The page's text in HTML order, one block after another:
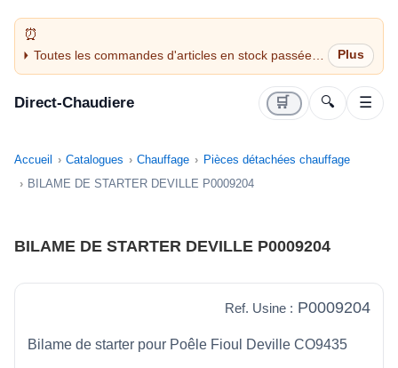
Toutes les commandes d'articles en stock passées
avant 14H sont expédiées le jour même (jours
Direct-Chaudiere 🛒 🔍 ☰
Accueil Catalogues Chauffage
Pièces détachées chauffage
BILAME DE STARTER DEVILLE P0009204
BILAME DE STARTER DEVILLE P0009204
Ref. Usine : P0009204
Bilame de starter pour Poêle Fioul Deville CO9435